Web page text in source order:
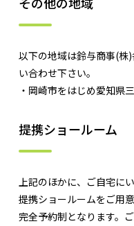
以下の地域は鈴与商事(株
い合わせ下さい。
・岡崎市をはじめ愛知県
提携ショールーム
上記のほかに、ご自宅に
提携ショールームをご用
完全予約制となります。